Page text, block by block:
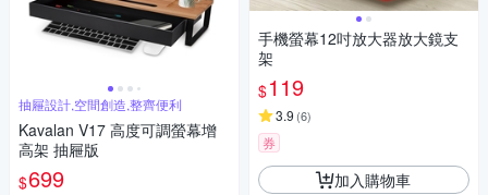
抽屜設計,空間創造,整齊便利
Kavalan V17 高度可調螢幕增
高架 抽屜版
$699
手機螢幕12吋放大器放大鏡支
架
$119
3.9 (6)
券
加入購物車